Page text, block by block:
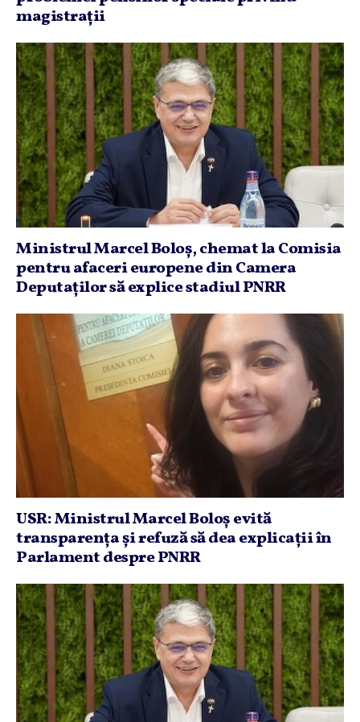
magistraţii
Ministrul Marcel Boloş, chemat la Comisia
pentru afaceri europene din Camera
Deputaţilor să explice stadiul PNRR
USR: Ministrul Marcel Boloş evită
transparenţa şi refuză să dea explicaţii în
Parlament despre PNRR